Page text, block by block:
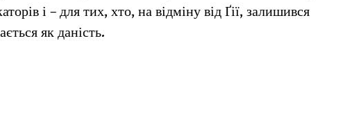
і – для тих, хто, на відміну від Ґії, залишився
як даність.